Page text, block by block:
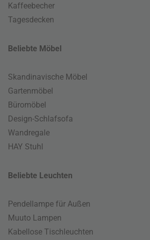
Kaffeebecher
Tagesdecken
Beliebte Möbel
Skandinavische Möbel
Gartenmöbel
Büromöbel
Design-Schlafsofa
Wandregale
HAY Stuhl
Beliebte Leuchten
Pendellampe für Außen
Muuto Lampen
Kabellose Tischleuchten